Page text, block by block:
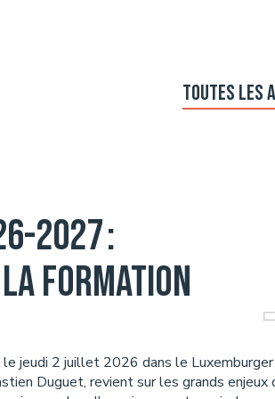
Toutes les
2027 :
la formation
jeudi 2 juillet 2026 dans le Luxemburger
Duguet, revient sur les grands enjeux